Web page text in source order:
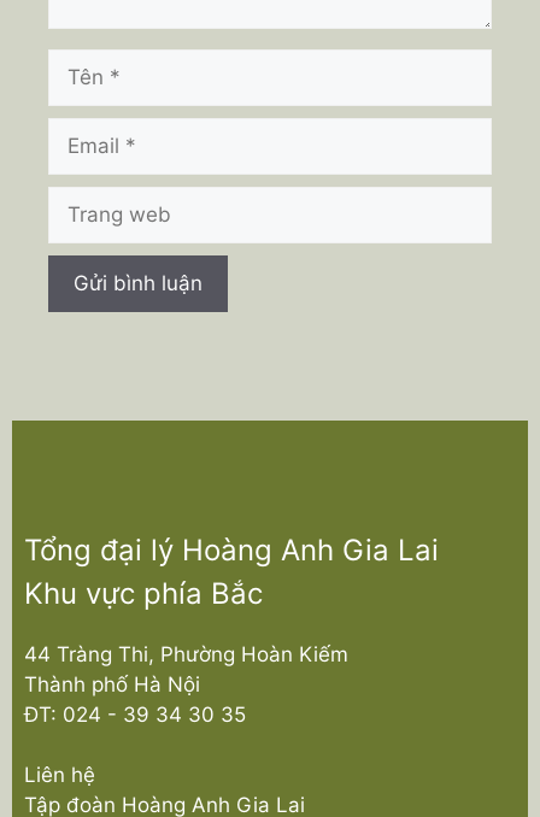
web
Tổng đại lý Hoàng Anh Gia Lai
Khu vực phía Bắc
44 Tràng Thi, Phường Hoàn Kiếm
Thành phố Hà Nội
ĐT: 024 - 39 34 30 35
Liên hệ
Tập đoàn Hoàng Anh Gia Lai